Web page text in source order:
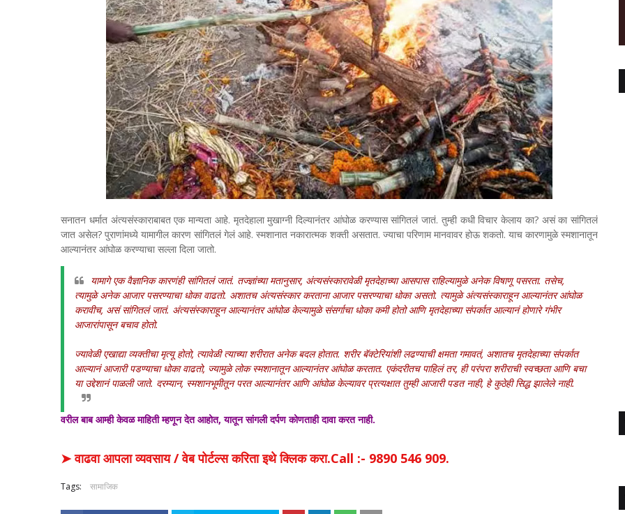
सनातन धर्मात अंत्यसंस्काराबाबत एक मान्यता आहे. मृतदेहाला मुखाग्नी दिल्यानंतर आंघोळ करण्यास सांगितलं जातं. तुम्ही कधी विचार केलाय का? असं का सांगितलं
जात असेल? पुराणांमध्ये यामागील कारण सांगितलं गेलं आहे. स्मशानात नकारात्मक शक्ती असतात. ज्याचा परिणाम मानवावर होऊ शकतो. याच कारणामुळे स्मशानातून
आल्यानंतर आंघोळ करण्याचा सल्ला दिला जातो.
यामागे एक वैज्ञानिक कारणंही सांगितलं जातं. तज्ज्ञांच्या मतानुसार, अंत्यसंस्कारावेळी मृतदेहाच्या आसपास राहिल्यामुळे अनेक विषाणू पसरता. तसेच,
त्यामुळे अनेक आजार पसरण्याचा धोका वाढतो. अशातच अंत्यसंस्कार करताना आजार पसरण्याचा धोका असतो. त्यामुळे अंत्यसंस्काराहून आल्यानंतर आंघोळ
करावीच, असं सांगितलं जातं. अंत्यसंस्काराहून आल्यानंतर आंघोळ केल्यामुळे संसर्गाचा धोका कमी होतो आणि मृतदेहाच्या संपर्कात आल्यानं होणारे गंभीर
आजारांपासून बचाव होतो.
ज्यावेळी एखाद्या व्यक्तीचा मृत्यू होतो, त्यावेळी त्याच्या शरीरात अनेक बदल होतात. शरीर बॅक्टेरियांशी लढण्याची क्षमता गमावतं, अशातच मृतदेहाच्या संपर्कात
आल्यानं आजारी पडण्याचा धोका वाढतो, ज्यामुळे लोक स्मशानातून आल्यानंतर आंघोळ करतात. एकंदरीतच पाहिलं तर, ही परंपरा शरीराची स्वच्छता आणि बचा
या उद्देशानं पाळली जाते. दरम्यान, स्मशानभूमीतून परत आल्यानंतर आणि आंघोळ केल्यावर प्रत्यक्षात तुम्ही आजारी पडत नाही, हे कुठेही सिद्ध झालेले नाही.
वरील बाब आम्ही केवळ माहिती म्हणून देत आहोत, यातून सांगली दर्पण कोणताही दावा करत नाही.
➤ वाढवा आपला व्यवसाय / वेब पोर्टल्स करिता इथे क्लिक करा.Call :- 9890 546 909.
Tags: सामाजिक